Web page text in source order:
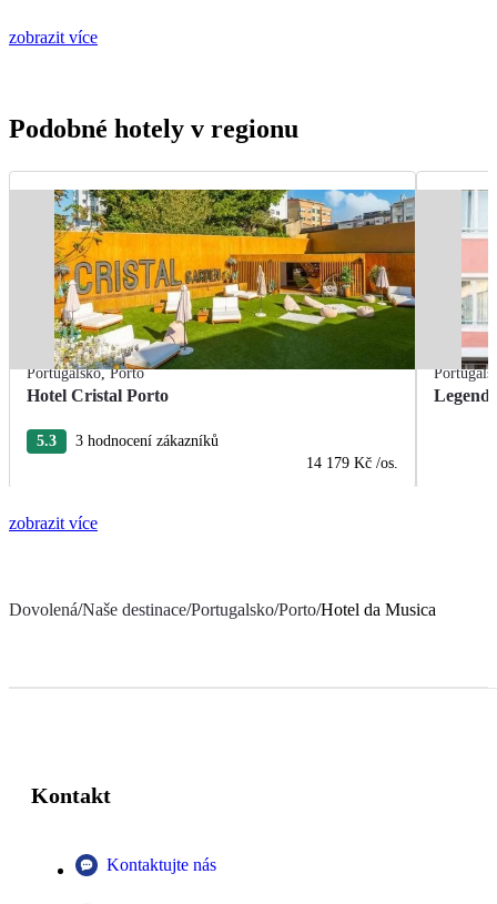
zobrazit více
Podobné hotely v regionu
Portugalsko,Porto
Hotel Cristal Porto
5.3
3 hodnocení zákazníků
14 179 Kč /os.
zobrazit více
Dovolená/Naše destinace/Portugalsko/Porto/Hotel da Musica
Kontakt
Kontaktujte nás